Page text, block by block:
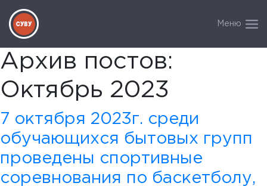
Меню
Архив постов:
Октябрь 2023
7 октября 2023г. среди
обучающихся бытовых групп
проведены спортивные
соревнования по баскетболу,